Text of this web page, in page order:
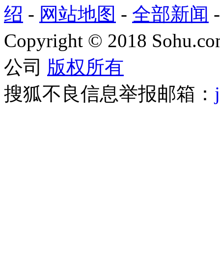
绍 - 网站地图 - 全部新闻
Copyright © 2018
公司 版权所有
搜狐不良信息举报邮箱：